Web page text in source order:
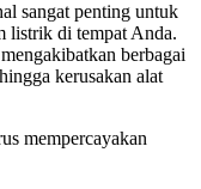
sangat penting untuk
listrik di tempat Anda.
berbagai
kerusakan alat
mempercayakan